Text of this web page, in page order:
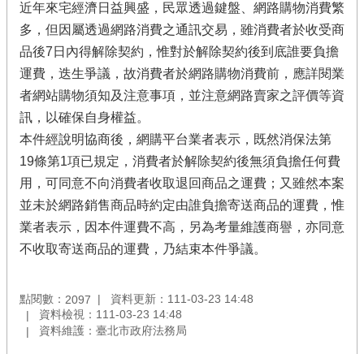
近年來宅經濟日益興盛，民眾透過鍵盤、網路購物消費繁
多，但因屬透過網路消費之通訊交易，雖消費者於收受商
品後7日內得解除契約，惟對於解除契約後到底誰要負擔
運費，迭生爭議，故消費者於網路購物消費前，應詳閱業
者網站購物須知及注意事項，並注意網路賣家之評價等資
訊，以確保自身權益。
本件經說明協商後，網購平台業者表示，既然消保法第
19條第1項已規定，消費者於解除契約後無須負擔任何費
用，可同意不向消費者收取退回商品之運費；又雖然本案
並未於網路銷售商品時約定由誰負擔寄送商品的運費，惟
業者表示，因本件運費不高，另為考量維護商譽，亦同意
不收取寄送商品的運費，乃結束本件爭議。
點閱數： 2097
資料更新：111-03-23 14:48
資料檢視：111-03-23 14:48
資料維護：臺北市政府法務局